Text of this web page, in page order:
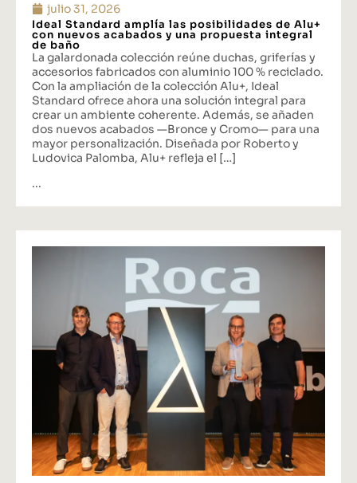
julio 31, 2026
Ideal Standard amplía las posibilidades de Alu+
con nuevos acabados y una propuesta integral
de baño
La galardonada colección reúne duchas, griferías y
accesorios fabricados con aluminio 100 % reciclado.
Con la ampliación de la colección Alu+, Ideal
Standard ofrece ahora una solución integral para
crear un ambiente coherente. Además, se añaden
dos nuevos acabados —Bronce y Cromo— para una
mayor personalización. Diseñada por Roberto y
Ludovica Palomba, Alu+ refleja el […]
...